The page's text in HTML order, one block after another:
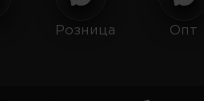
Розница Опт